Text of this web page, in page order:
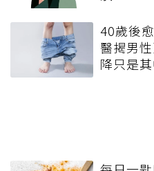
40歲後
醫揭男
降只是